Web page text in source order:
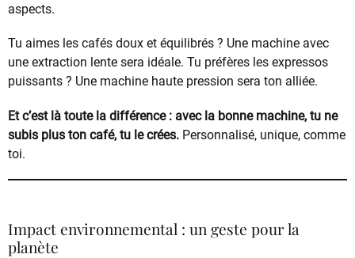
aspects.
Tu aimes les cafés doux et équilibrés ? Une machine avec
une extraction lente sera idéale. Tu préfères les expressos
puissants ? Une machine haute pression sera ton alliée.
Et c’est là toute la différence : avec la bonne machine, tu ne
subis plus ton café, tu le crées. Personnalisé, unique, comme
toi.
Impact environnemental : un geste pour la
planète